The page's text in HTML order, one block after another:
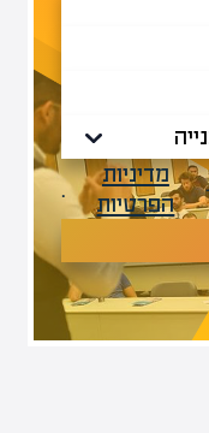
מדיניות
הפרטיות
.